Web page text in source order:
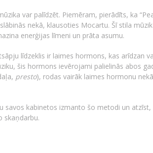
var palīdzēt. Piemēram, pierādīts, ka
nekā, klausoties Mocartu. Šī stila
enerģijas līmeni un prāta asumu.
līdzeklis ir laimes hormons, kas arīdzan
šis hormons ievērojami palielinās abos
presto), rodas vairāk laimes hormonu
savos kabinetos izmanto šo metodi un
skaņdarbu.